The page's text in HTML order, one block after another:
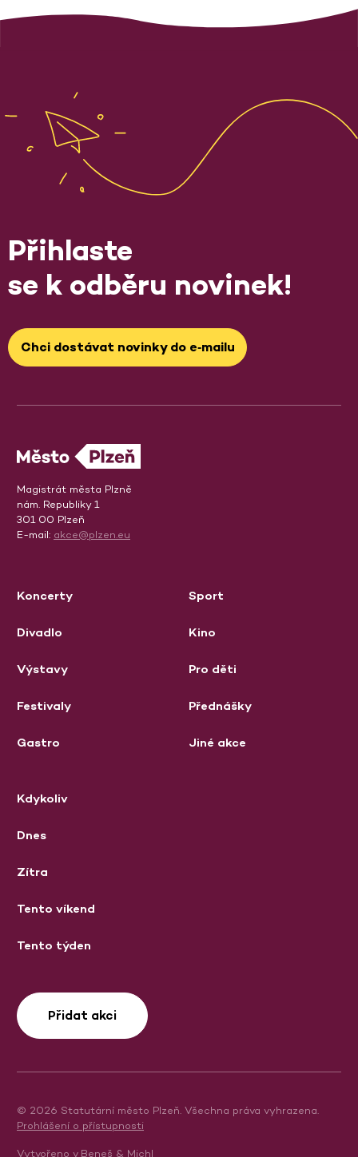
Přihlaste
se k odběru novinek!
Chci dostávat novinky do e‑mailu
Magistrát města Plzně
nám. Republiky 1
301 00 Plzeň
E-mail: akce@plzen.eu
Koncerty
Divadlo
Výstavy
Festivaly
Gastro
Sport
Kino
Pro děti
Přednášky
Jiné akce
Kdykoliv
Dnes
Zítra
Tento víkend
Tento týden
Přidat akci
© 2026 Statutární město Plzeň. Všechna práva vyhrazena.
Prohlášení o přístupnosti
Vytvořeno v Beneš & Michl